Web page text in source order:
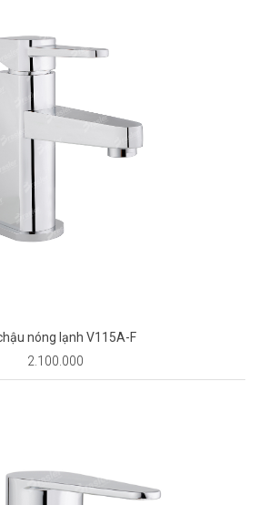
nóng lạnh V115A-F
2.100.000